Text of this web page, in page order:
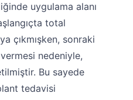
uygulama alanı
total
çıkmışken, sonraki
nedeniyle,
Bu sayede
tedavisi